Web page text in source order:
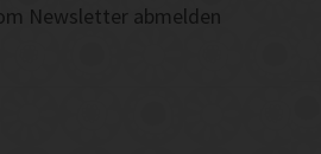
Newsletter abmelden